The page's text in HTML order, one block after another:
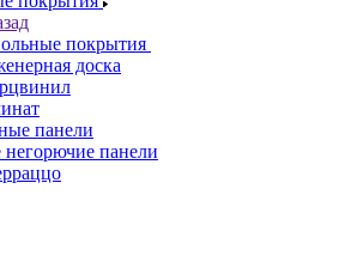
покрытия
доска
панели
панели